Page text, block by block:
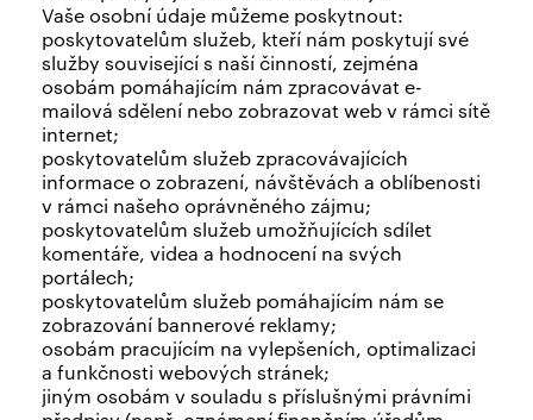
Vaše osobní údaje můžeme poskytnout:
poskytovatelům služeb, kteří nám poskytují své
služby související s naší činností, zejména
osobám pomáhajícím nám zpracovávat e-
mailová sdělení nebo zobrazovat web v rámci sítě
internet;
poskytovatelům služeb zpracovávajících
informace o zobrazení, návštěvách a oblíbenosti
v rámci našeho oprávněného zájmu;
poskytovatelům služeb umožňujících sdílet
komentáře, videa a hodnocení na svých
portálech;
poskytovatelům služeb pomáhajícím nám se
zobrazování bannerové reklamy;
osobám pracujícím na vylepšeních, optimalizaci
a funkčnosti webových stránek;
jiným osobám v souladu s příslušnými právními